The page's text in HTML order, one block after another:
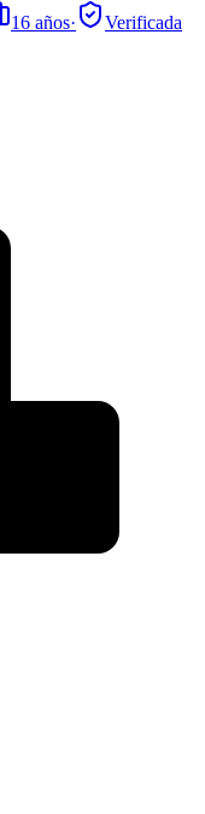
16 años·
Verificada